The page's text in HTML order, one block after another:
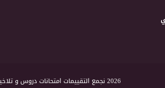
2026 نجمع التقييمات امتحانات دروس و تلاخيص لكل المستويات |